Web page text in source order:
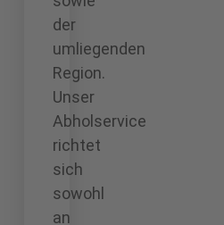
der
umliegenden
Region.
Unser
Abholservice
richtet
sich
sowohl
an
Service
kann
Daten
zu
Ihren
Aktivitäten
Bitte
lesen
Sie